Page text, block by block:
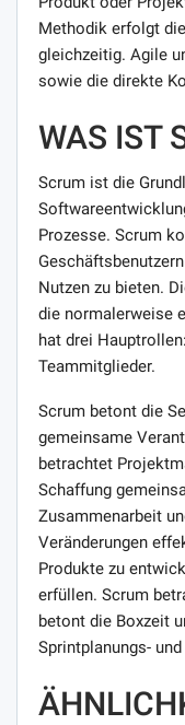
Methodik erfolgt
gleichzeitig. Agile
sowie die direkte
WAS IST
Scrum ist die
Prozesse. Scrum
Nutzen zu bieten.
die normalerweise
hat drei
Teammitglieder.
Scrum betont die
gemeinsame
betrachtet
Schaffung
Zusammenarbeit
Veränderungen
Produkte zu
erfüllen. Scrum
betont die Boxzeit
Sprintplanungs-